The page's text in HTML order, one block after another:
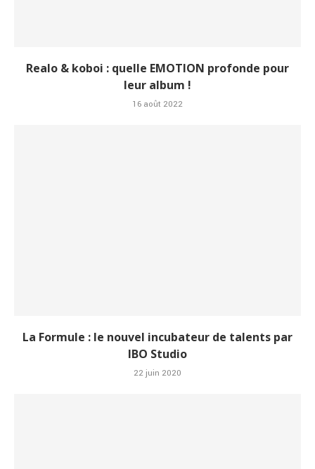
Realo & koboi : quelle EMOTION profonde pour
leur album !
16 août 2022
La Formule : le nouvel incubateur de talents par
IBO Studio
22 juin 2020